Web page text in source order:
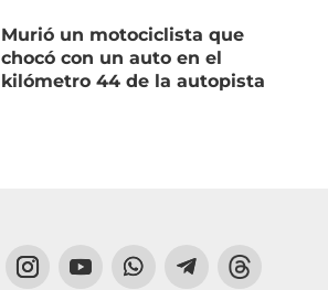
Murió un motociclista que
chocó con un auto en el
kilómetro 44 de la autopista